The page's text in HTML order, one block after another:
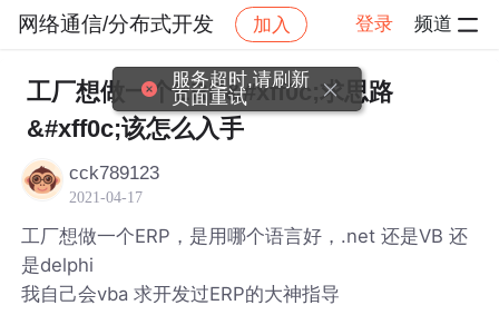
网络通信/分布式开发 加入 登录 频道
社区 网络通信/分布式开发 帖子详情
工厂想做一个ERP&#xff0c;求思路
&#xff0c;该怎么入手
cck789123
2021-04-17
工厂想做一个ERP，是用哪个语言好，.net 还是VB 还
是delphi
我自己会vba 求开发过ERP的大神指导
服务超时,请刷新
页面重试